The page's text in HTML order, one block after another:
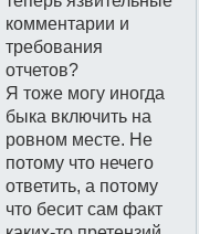
комментарии и
требования
отчетов?
Я тоже могу иногда
быка включить на
ровном месте. Не
потому что нечего
ответить, а потому
что бесит сам факт